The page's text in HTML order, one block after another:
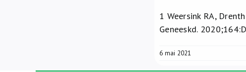
1 Weersink RA,
Geneeskd.
6 mai 2021